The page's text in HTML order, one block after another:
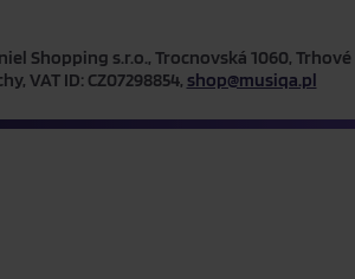
Shopping s.r.o., Trocnovská 1060, Trhové
VAT ID: CZ07298854, shop@musiqa.pl